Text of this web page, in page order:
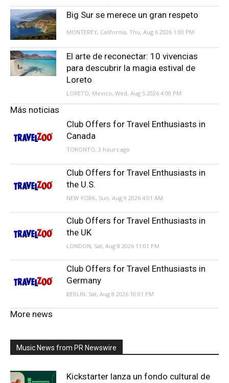
Big Sur se merece un gran respeto
MONTEREY, California, Thu, Aug 6 2026 1:00 PM
El arte de reconectar: 10 vivencias
para descubrir la magia estival de
Loreto
LORETO, Mexico, Wed, Aug 5 2026 4:00 PM
Más noticias
Club Offers for Travel Enthusiasts in
Canada
TORONTO, 3 hours ago
Club Offers for Travel Enthusiasts in
the U.S.
NEW YORK, Sun, Aug 9 2026 4:01 AM
Club Offers for Travel Enthusiasts in
the UK
LONDON, Sat, Aug 8 2026 11:01 PM
Club Offers for Travel Enthusiasts in
Germany
BERLIN, Sat, Aug 8 2026 10:01 PM
More news
Music News from PR Newswire
Kickstarter lanza un fondo cultural de